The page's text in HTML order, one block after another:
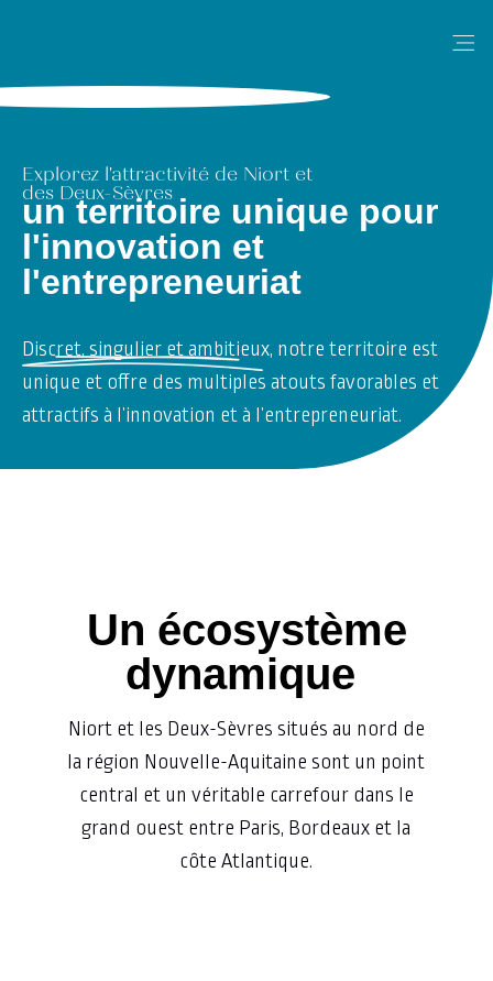
Explorez l'attractivité de Niort et
des Deux-Sèvres
un territoire unique pour
l'innovation et
l'entrepreneuriat
Discret, singulier et ambitieux, notre territoire est
unique et offre des multiples atouts favorables et
attractifs à l’innovation et à l’entrepreneuriat.
Un écosystème
dynamique
Niort et les Deux-Sèvres situés au nord de
la région Nouvelle-Aquitaine sont un point
central et un véritable carrefour dans le
grand ouest entre Paris, Bordeaux et la
côte Atlantique.